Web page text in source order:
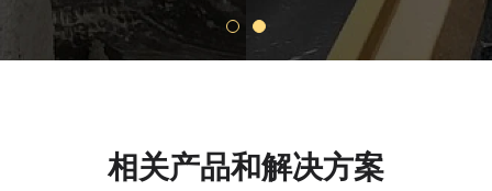
相关产品和解决方案